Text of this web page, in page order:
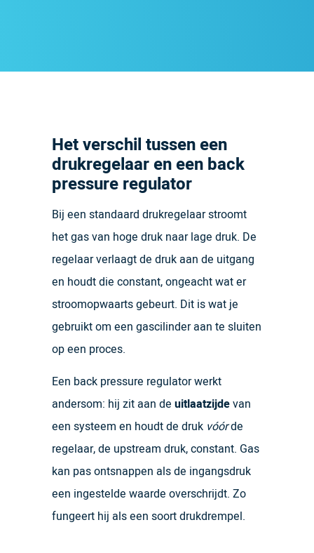
Het verschil tussen een
drukregelaar en een back
pressure regulator
Bij een standaard drukregelaar stroomt
het gas van hoge druk naar lage druk. De
regelaar verlaagt de druk aan de uitgang
en houdt die constant, ongeacht wat er
stroomopwaarts gebeurt. Dit is wat je
gebruikt om een gascilinder aan te sluiten
op een proces.
Een back pressure regulator werkt
andersom: hij zit aan de uitlaatzijdevan
een systeem en houdt de druk vóórde
regelaar, de upstream druk, constant. Gas
kan pas ontsnappen als de ingangsdruk
een ingestelde waarde overschrijdt. Zo
fungeert hij als een soort drukdrempel.